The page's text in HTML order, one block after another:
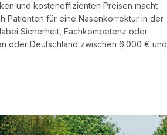
und kosteneffizienten Preisen macht
Patienten für eine Nasenkorrektur in der
Sicherheit, Fachkompetenz oder
oder Deutschland zwischen 6.000 € und